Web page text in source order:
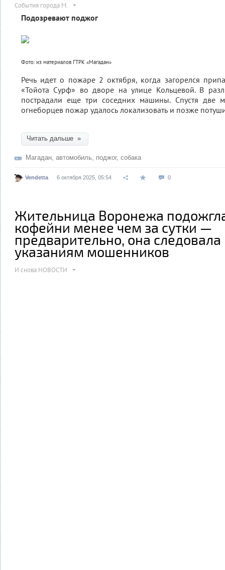
События города М.
Подозревают поджог
Фото: из материалов ГТРК «Магадан»
Речь идет о пожаре 2 октября, когда загорелся
«Тойота Сурф» во дворе на улице Кольцевой. В
пострадали еще три соседних машины. Спустя две
огнеборцев пожар удалось локализовать и позже
Читать дальше »
Магадан автомобиль поджог, собака
Vendetta 6 октября 2025, 05:54 0
Жительница Воронежа
кофейни менее чем за сутки —
предварительно, она следовала
указаниям мошенников
И снова НОВОСТИ